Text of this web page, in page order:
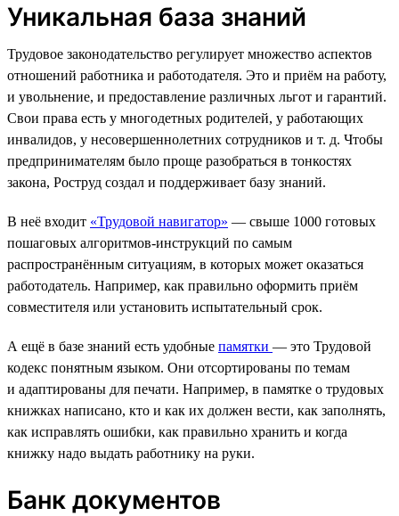
Уникальная база знаний
Трудовое законодательство регулирует множество аспектов
отношений работника и работодателя. Это и приём на работу,
и увольнение, и предоставление различных льгот и гарантий.
Свои права есть у многодетных родителей, у работающих
инвалидов, у несовершеннолетних сотрудников и т. д. Чтобы
предпринимателям было проще разобраться в тонкостях
закона, Роструд создал и поддерживает базу знаний.
В неё входит «Трудовой навигатор» — свыше 1000 готовых
пошаговых алгоритмов-инструкций по самым
распространённым ситуациям, в которых может оказаться
работодатель. Например, как правильно оформить приём
совместителя или установить испытательный срок.
А ещё в базе знаний есть удобные памятки — это Трудовой
кодекс понятным языком. Они отсортированы по темам
и адаптированы для печати. Например, в памятке о трудовых
книжках написано, кто и как их должен вести, как заполнять,
как исправлять ошибки, как правильно хранить и когда
книжку надо выдать работнику на руки.
Банк документов